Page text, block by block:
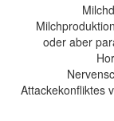
oder aber
Attackekonfliktes